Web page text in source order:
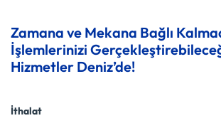
Zamana ve Mekana Bağlı
İşlemlerinizi
Hizmetler Deniz’de!
İthalat